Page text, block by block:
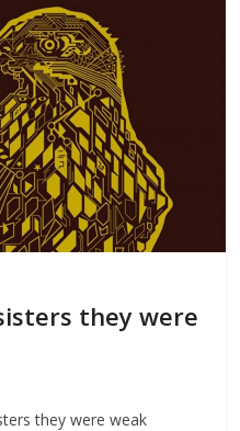
they were
they were weak